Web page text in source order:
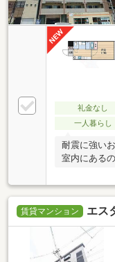
礼金なし
一人暮らし
耐震に強い
室内にある
賃貸マンション エス